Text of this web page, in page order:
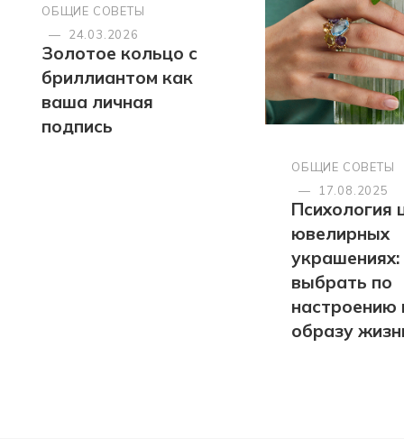
ОБЩИЕ СОВЕТЫ
—
24.03.2026
Золотое кольцо с
бриллиантом как
ваша личная
подпись
ОБЩИЕ СОВЕТЫ
—
17.08.2025
Психология
ювелирных
украшениях:
выбрать по
настроению
образу